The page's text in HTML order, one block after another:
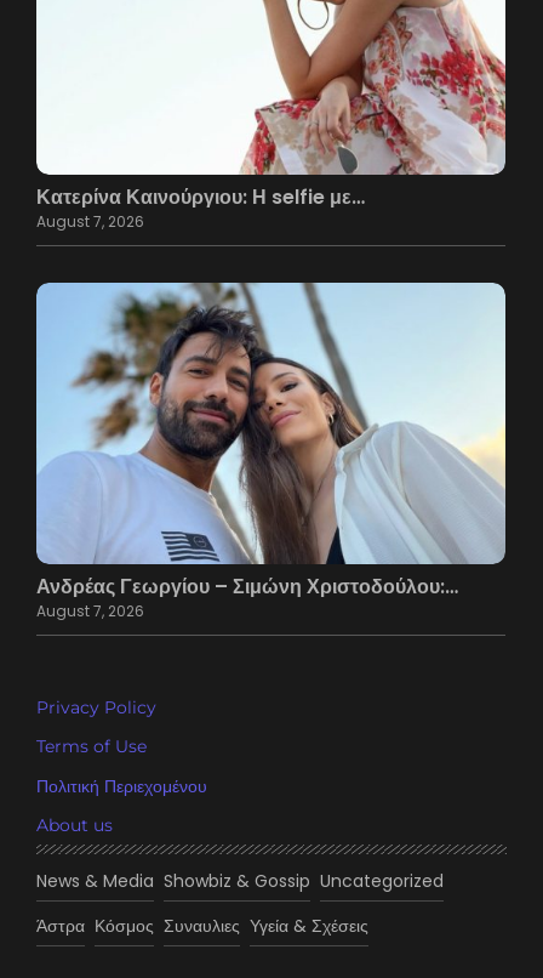
Κατερίνα Καινούργιου: Η selfie με…
August 7, 2026
Ανδρέας Γεωργίου – Σιμώνη Χριστοδούλου:…
August 7, 2026
Privacy Policy
Terms of Use
Πολιτική Περιεχομένου
About us
News & Media Showbiz & Gossip Uncategorized
Άστρα Κόσμος Συναυλιες Υγεία & Σχέσεις